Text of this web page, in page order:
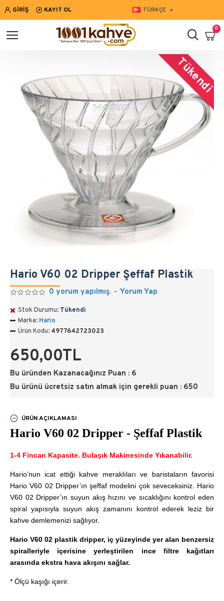
GIRIŞ KAYIT OL TÜRKÇE
0
Tükendi
Hario V60 02 Dripper Şeffaf Plastik
0 yorum yapılmış. - Yorum Yap
650,00TL
Bu üründen Kazanacağınız Puan : 6
Bu ürünü ücretsiz satın almak için gerekli puan : 650
Stok Durumu: Tükendi
Marka: Hario
Ürün Kodu: 4977642723023
ÜRÜN AÇIKLAMASI
Hario V60 02 Dripper - Şeffaf Plastik
1-4 Fincan Kapasite. Bulaşık Makinesinde Yıkanabilir.
Hario’nun icat ettiği kahve meraklıları ve baristaların favorisi
Hario V60 02 Dripper’ın şeffaf modelini çok seveceksiniz. Hario
V60 02 Dripper’ın suyun akış hızını ve sıcaklığını kontrol eden
spiral yapısıyla suyun akış zamanını kontrol ederek leziz bir
kahve demlemenizi sağlıyor.
Hario V60 02 plastik dripper, iç yüzeyinde yer alan benzersiz
spiralleriyle içerisine yerleştirilen ince filtre kağıtları
arasında ekstra hava akışını sağlar.
* Ölçü kaşığı içerir.